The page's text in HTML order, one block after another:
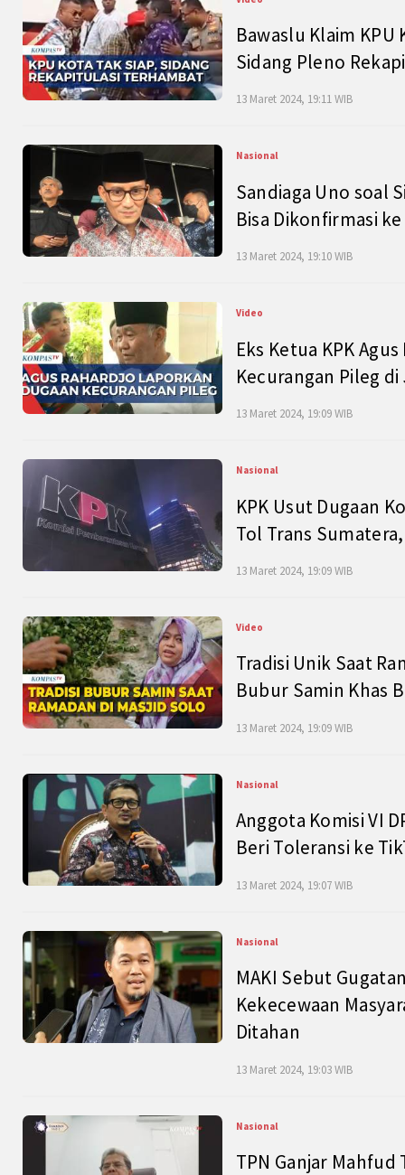
Bawaslu Klaim
Sidang Pleno
13 Maret 2024, 19:11 WIB
Nasional
Sandiaga Uno soal
Bisa Dikonfirmasi
13 Maret 2024, 19:10 WIB
Video
Eks Ketua KPK
Kecurangan Pileg
13 Maret 2024, 19:09 WIB
Nasional
KPK Usut Dugaan
Tol Trans
13 Maret 2024, 19:09 WIB
Video
Tradisi Unik Saat
Bubur Samin Khas
13 Maret 2024, 19:09 WIB
Nasional
Anggota Komisi VI
Beri Toleransi ke
13 Maret 2024, 19:07 WIB
Nasional
MAKI Sebut
Kekecewaan
Ditahan
13 Maret 2024, 19:03 WIB
Nasional
TPN Ganjar